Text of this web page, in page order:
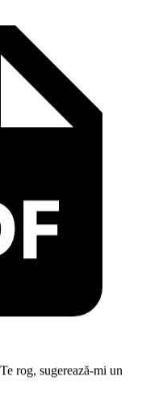
rog, sugerează-mi un
înce